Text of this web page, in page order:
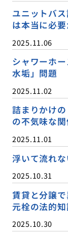
ユニットバ
は本当に必要
2025.11.06
シャワーホ
水垢」問題
2025.11.02
詰まりかけ
の不気味な
2025.11.01
浮いて流れ
2025.10.31
賃貸と分譲
元栓の法的
2025.10.30